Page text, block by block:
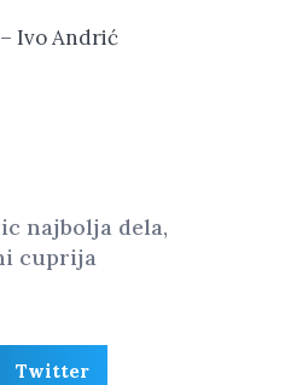
Ivo Andrić
najbolja dela,
cuprija
Twitter